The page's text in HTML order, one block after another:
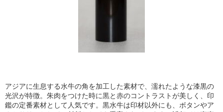
アジアに生息する水牛の角を加工した素材で、濡れたような漆黒の
光沢が特徴。朱肉をつけた時に黒と赤のコントラストが美しく、印
鑑の定番素材として人気です。黒水牛は印材以外にも、ボタンやア